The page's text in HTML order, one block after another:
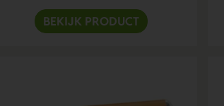
BEKIJK PRODUCT